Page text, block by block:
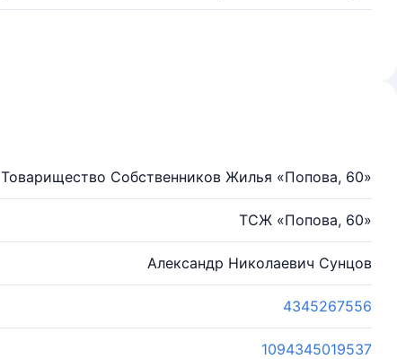
Товарищество Собственников Жилья «Попова, 60»
ТСЖ «Попова, 60»
Александр Николаевич Сунцов
4345267556
1094345019537